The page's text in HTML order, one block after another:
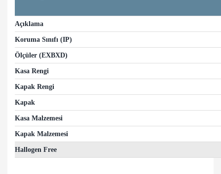
Açıklama
Koruma Sınıfı (IP)
Ölçüler (EXBXD)
Kasa Rengi
Kapak Rengi
Kapak
Kasa Malzemesi
Kapak Malzemesi
Hallogen Free